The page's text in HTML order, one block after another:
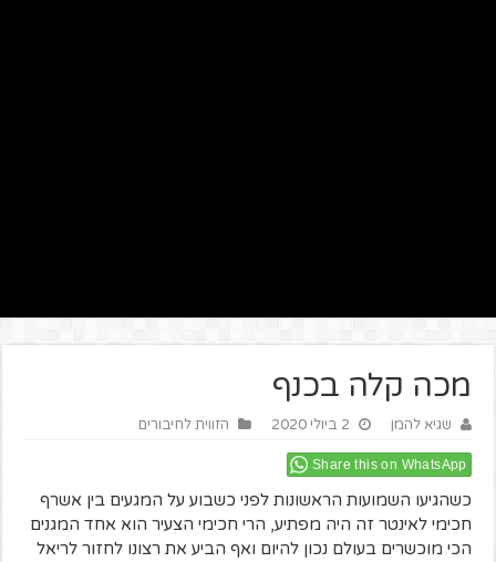
מכה קלה בכנף
שגיא להמן 2 ביולי 2020 הזווית לחיבורים
Share this on WhatsApp
כשהגיעו השמועות הראשונות לפני כשבוע על המגעים בין אשרף
חכימי לאינטר זה היה מפתיע, הרי חכימי הצעיר הוא אחד המגנים
הכי מוכשרים בעולם נכון להיום ואף הביע את רצונו לחזור לריאל